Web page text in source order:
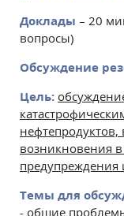
Доклады – 20
вопросы)
Обсуждение
Цель:
возникновения
Темы для
- общие